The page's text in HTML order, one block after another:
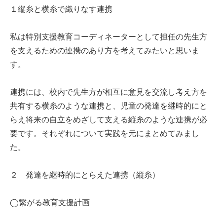
１縦糸と横糸で織りなす連携
私は特別支援教育コーディネーターとして担任の先生方
を支えるための連携のあり方を考えてみたいと思いま
す。
連携には、校内で先生方が相互に意見を交流し考え方を
共有する横糸のような連携と、児童の発達を継時的にと
らえ将来の自立をめざして支える縦糸のような連携が必
要です。それぞれについて実践を元にまとめてみまし
た。
２ 発達を継時的にとらえた連携（縦糸）
◯繋がる教育支援計画